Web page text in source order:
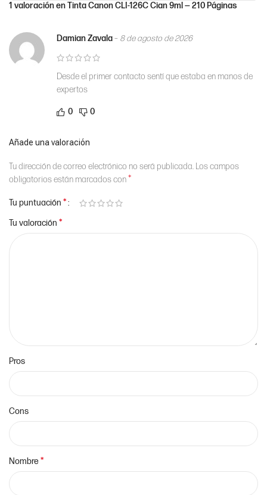
1 valoración enTinta Canon CLI-126C Cian 9ml — 210 Páginas
Damian Zavala– 8 de agosto de 2026
Desde el primer contacto sentí que estaba en manos de
expertos
0 0
Añade una valoración
Tu dirección de correo electrónico no será publicada. Los campos
obligatorios están marcados con*
Tu puntuación *
Tu valoración *
Pros
Cons
Nombre*